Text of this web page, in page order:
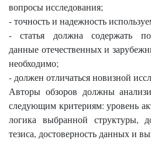
вопросы исследования;
- точность и надежность
- статья должна содержать
данные отечественных и
необходимо;
- должен отличаться новизной
Авторы обзоров должны
следующим критериям: уровень
логика выбранной структуры,
тезиса, достоверность данных и